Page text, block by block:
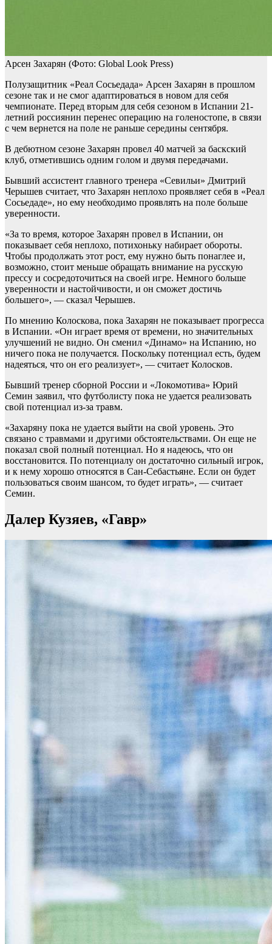
Арсен Захарян (Фото: Global Look Press)
Полузащитник «Реал Сосьедада» Арсен Захарян в прошлом
сезоне так и не смог адаптироваться в новом для себя
чемпионате. Перед вторым для себя сезоном в Испании 21-
летний россиянин перенес операцию на голеностопе, в связи
с чем вернется на поле не раньше середины сентября.
В дебютном сезоне Захарян провел 40 матчей за баскский
клуб, отметившись одним голом и двумя передачами.
Бывший ассистент главного тренера «Севильи» Дмитрий
Черышев считает, что Захарян неплохо проявляет себя в «Реал
Сосьедаде», но ему необходимо проявлять на поле больше
уверенности.
«За то время, которое Захарян провел в Испании, он
показывает себя неплохо, потихоньку набирает обороты.
Чтобы продолжать этот рост, ему нужно быть понаглее и,
возможно, стоит меньше обращать внимание на русскую
прессу и сосредоточиться на своей игре. Немного больше
уверенности и настойчивости, и он сможет достичь
большего», — сказал Черышев.
По мнению Колоскова, пока Захарян не показывает прогресса
в Испании. «Он играет время от времени, но значительных
улучшений не видно. Он сменил «Динамо» на Испанию, но
ничего пока не получается. Поскольку потенциал есть, будем
надеяться, что он его реализует», — считает Колосков.
Бывший тренер сборной России и «Локомотива» Юрий
Семин заявил, что футболисту пока не удается реализовать
свой потенциал из-за травм.
«Захаряну пока не удается выйти на свой уровень. Это
связано с травмами и другими обстоятельствами. Он еще не
показал свой полный потенциал. Но я надеюсь, что он
восстановится. По потенциалу он достаточно сильный игрок,
и к нему хорошо относятся в Сан-Себастьяне. Если он будет
пользоваться своим шансом, то будет играть», — считает
Семин.
Далер Кузяев, «Гавр»